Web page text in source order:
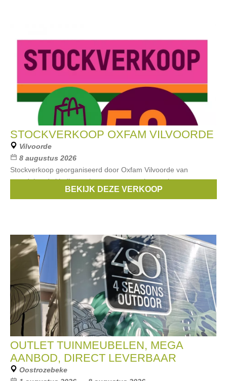
STOCKVERKOOP OXFAM VILVOORDE
Vilvoorde
8 augustus 2026
Stockverkoop georganiseerd door Oxfam Vilvoorde van
tweedehands kleding, schoenen, accessoires en brocante.
Kortingen tot -50%!BEKIJK DEZE VERKOOP
OUTLET TUINMEUBELEN, MEGA
AANBOD, DIRECT LEVERBAAR
Oostrozebeke